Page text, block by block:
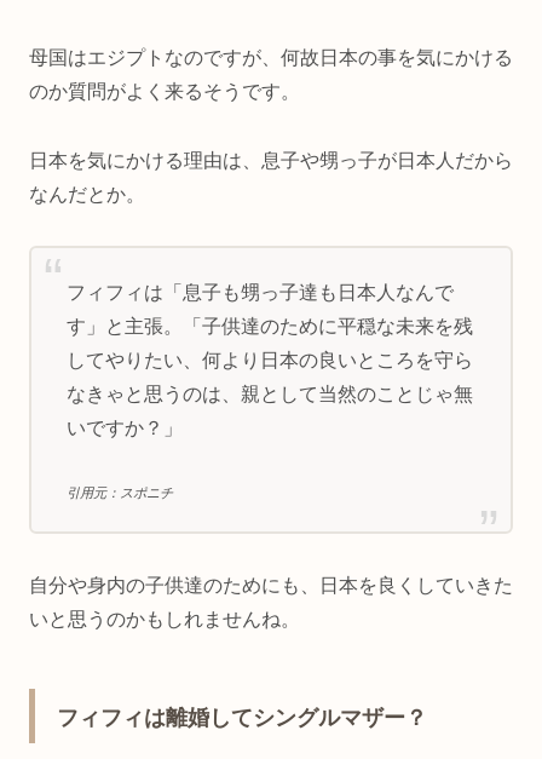
母国はエジプトなのですが、何故日本の事を気にかける
のか質問がよく来るそうです。
日本を気にかける理由は、息子や甥っ子が日本人だから
なんだとか。
フィフィは「息子も甥っ子達も日本人なんで
す」と主張。「子供達のために平穏な未来を残
してやりたい、何より日本の良いところを守ら
なきゃと思うのは、親として当然のことじゃ無
いですか？」
引用元：スポニチ
自分や身内の子供達のためにも、日本を良くしていきた
いと思うのかもしれませんね。
フィフィは離婚してシングルマザー？